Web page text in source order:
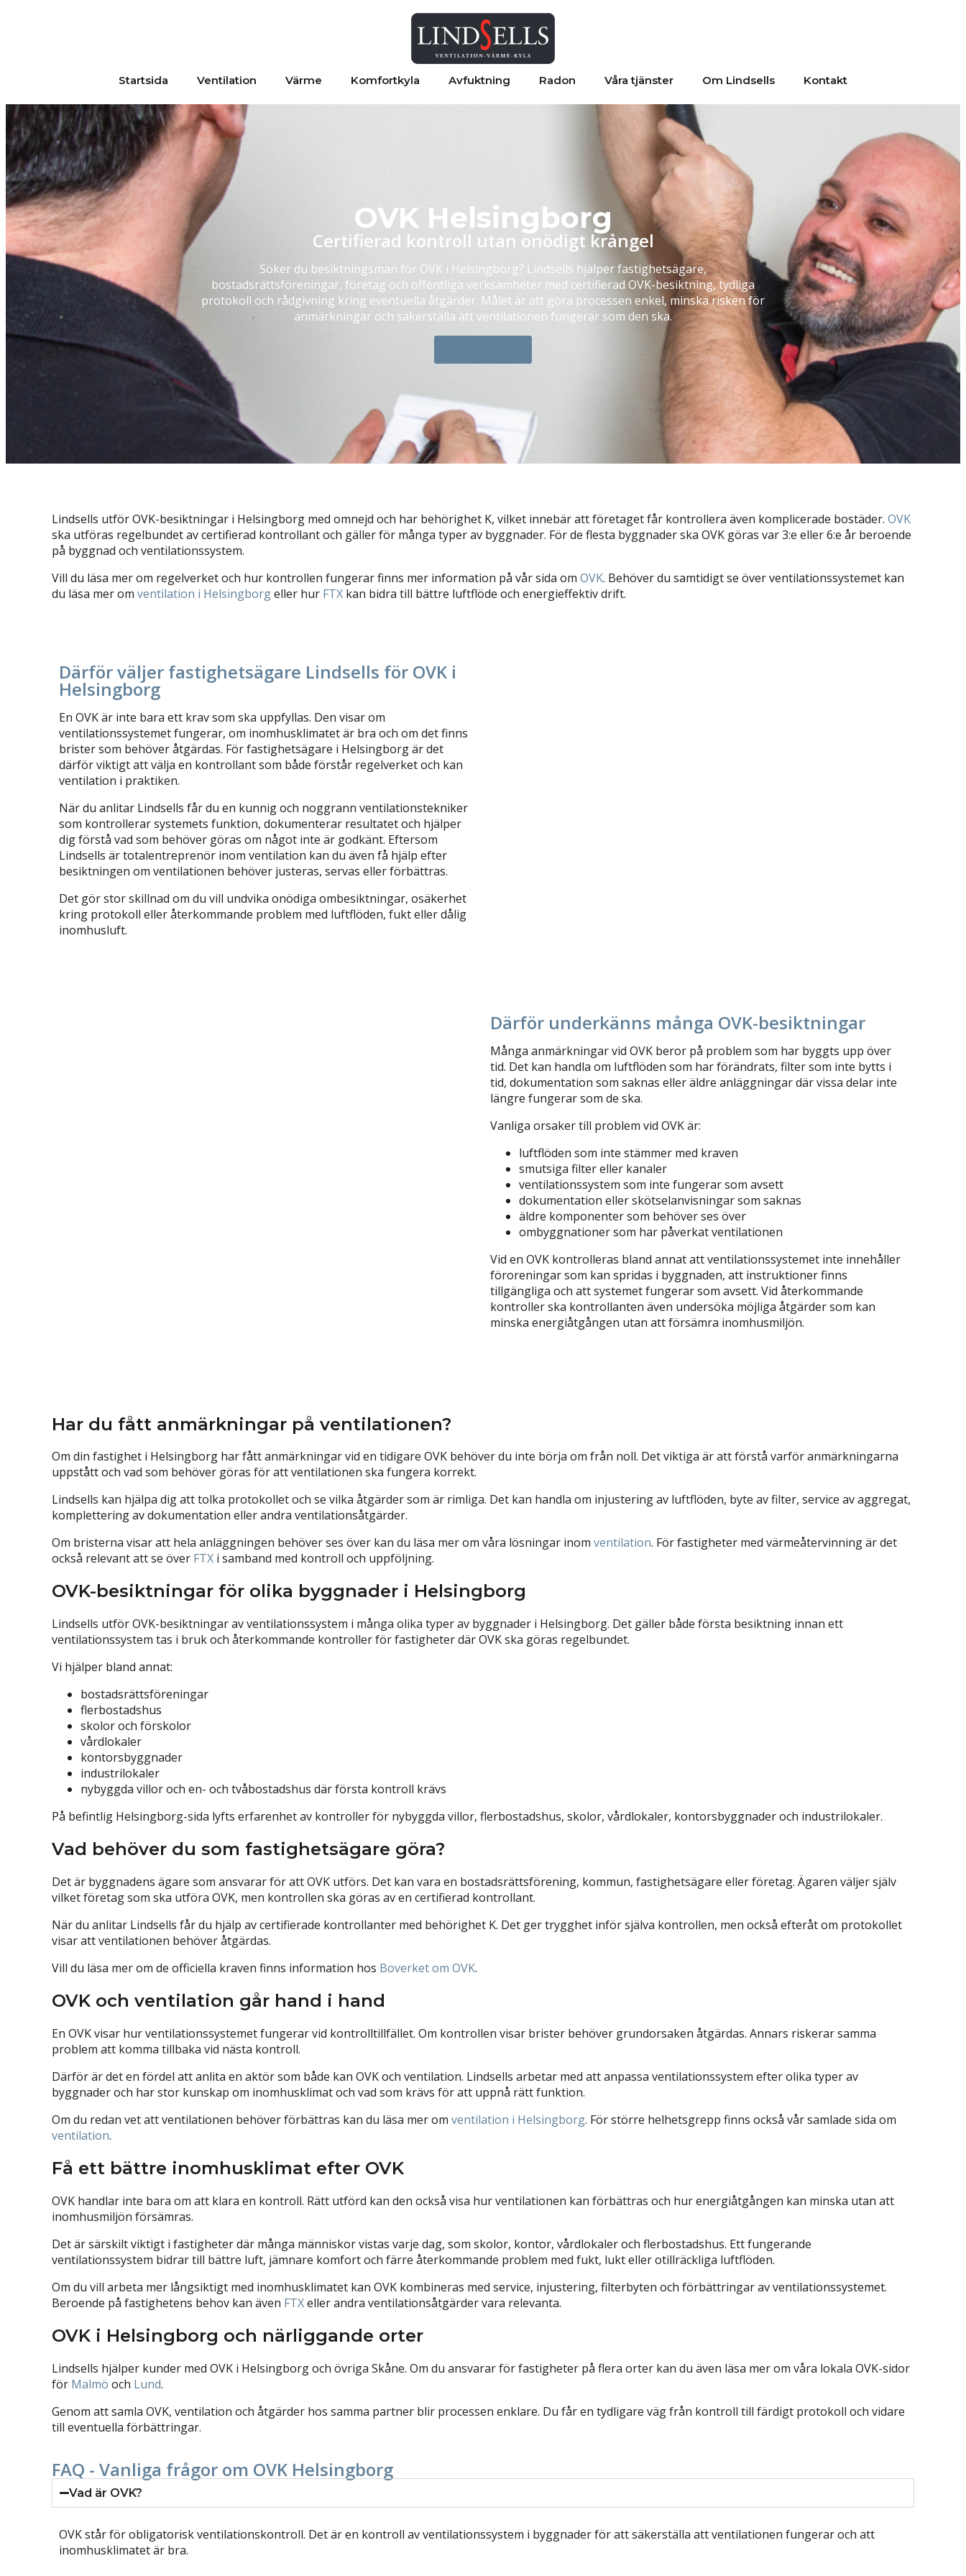
Startsida Ventilation Värme Komfortkyla Avfuktning Radon Våra tjänster Om Lindsells Kontakt
OVK Helsingborg
Certifierad kontroll utan onödigt krångel
Söker du besiktningsman för OVK i Helsingborg? Lindsells hjälper fastighetsägare,
bostadsrättsföreningar, företag och offentliga verksamheter med certifierad OVK-besiktning, tydliga
protokoll och rådgivning kring eventuella åtgärder. Målet är att göra processen enkel, minska risken för
anmärkningar och säkerställa att ventilationen fungerar som den ska.
Lindsells utför OVK-besiktningar i Helsingborg med omnejd och har behörighet K, vilket innebär att företaget får kontrollera även komplicerade bostäder. OVK
ska utföras regelbundet av certifierad kontrollant och gäller för många typer av byggnader. För de flesta byggnader ska OVK göras var 3:e eller 6:e år beroende
på byggnad och ventilationssystem.
Vill du läsa mer om regelverket och hur kontrollen fungerar finns mer information på vår sida om OVK⁠. Behöver du samtidigt se över ventilationssystemet kan
du läsa mer om ventilation i Helsingborg⁠ eller hur FTX ⁠ kan bidra till bättre luftflöde och energieffektiv drift.
Därför väljer fastighetsägare Lindsells för OVK i
Helsingborg
En OVK är inte bara ett krav som ska uppfyllas. Den visar om
ventilationssystemet fungerar, om inomhusklimatet är bra och om det finns
brister som behöver åtgärdas. För fastighetsägare i Helsingborg är det
därför viktigt att välja en kontrollant som både förstår regelverket och kan
ventilation i praktiken.
När du anlitar Lindsells får du en kunnig och noggrann ventilationstekniker
som kontrollerar systemets funktion, dokumenterar resultatet och hjälper
dig förstå vad som behöver göras om något inte är godkänt. Eftersom
Lindsells är totalentreprenör inom ventilation kan du även få hjälp efter
besiktningen om ventilationen behöver justeras, servas eller förbättras.
Det gör stor skillnad om du vill undvika onödiga ombesiktningar, osäkerhet
kring protokoll eller återkommande problem med luftflöden, fukt eller dålig
inomhusluft.
Därför underkänns många OVK-besiktningar
Många anmärkningar vid OVK beror på problem som har byggts upp över
tid. Det kan handla om luftflöden som har förändrats, filter som inte bytts i
tid, dokumentation som saknas eller äldre anläggningar där vissa delar inte
längre fungerar som de ska.
Vanliga orsaker till problem vid OVK är:
luftflöden som inte stämmer med kraven
smutsiga filter eller kanaler
ventilationssystem som inte fungerar som avsett
dokumentation eller skötselanvisningar som saknas
äldre komponenter som behöver ses över
ombyggnationer som har påverkat ventilationen
Vid en OVK kontrolleras bland annat att ventilationssystemet inte innehåller
föroreningar som kan spridas i byggnaden, att instruktioner finns
tillgängliga och att systemet fungerar som avsett. Vid återkommande
kontroller ska kontrollanten även undersöka möjliga åtgärder som kan
minska energiåtgången utan att försämra inomhusmiljön.
Har du fått anmärkningar på ventilationen?
Om din fastighet i Helsingborg har fått anmärkningar vid en tidigare OVK behöver du inte börja om från noll. Det viktiga är att förstå varför anmärkningarna
uppstått och vad som behöver göras för att ventilationen ska fungera korrekt.
Lindsells kan hjälpa dig att tolka protokollet och se vilka åtgärder som är rimliga. Det kan handla om injustering av luftflöden, byte av filter, service av aggregat,
komplettering av dokumentation eller andra ventilationsåtgärder.
Om bristerna visar att hela anläggningen behöver ses över kan du läsa mer om våra lösningar inom ventilation⁠. För fastigheter med värmeåtervinning är det
också relevant att se över FTX ⁠ i samband med kontroll och uppföljning.
OVK-besiktningar för olika byggnader i Helsingborg
Lindsells utför OVK-besiktningar av ventilationssystem i många olika typer av byggnader i Helsingborg. Det gäller både första besiktning innan ett
ventilationssystem tas i bruk och återkommande kontroller för fastigheter där OVK ska göras regelbundet.
Vi hjälper bland annat:
bostadsrättsföreningar
flerbostadshus
skolor och förskolor
vårdlokaler
kontorsbyggnader
industrilokaler
nybyggda villor och en- och tvåbostadshus där första kontroll krävs
På befintlig Helsingborg-sida lyfts erfarenhet av kontroller för nybyggda villor, flerbostadshus, skolor, vårdlokaler, kontorsbyggnader och industrilokaler.
Vad behöver du som fastighetsägare göra?
Det är byggnadens ägare som ansvarar för att OVK utförs. Det kan vara en bostadsrättsförening, kommun, fastighetsägare eller företag. Ägaren väljer själv
vilket företag som ska utföra OVK, men kontrollen ska göras av en certifierad kontrollant.
När du anlitar Lindsells får du hjälp av certifierade kontrollanter med behörighet K. Det ger trygghet inför själva kontrollen, men också efteråt om protokollet
visar att ventilationen behöver åtgärdas.
Vill du läsa mer om de officiella kraven finns information hos Boverket om OVK⁠.
OVK och ventilation går hand i hand
En OVK visar hur ventilationssystemet fungerar vid kontrolltillfället. Om kontrollen visar brister behöver grundorsaken åtgärdas. Annars riskerar samma
problem att komma tillbaka vid nästa kontroll.
Därför är det en fördel att anlita en aktör som både kan OVK och ventilation. Lindsells arbetar med att anpassa ventilationssystem efter olika typer av
byggnader och har stor kunskap om inomhusklimat och vad som krävs för att uppnå rätt funktion.
Om du redan vet att ventilationen behöver förbättras kan du läsa mer om ventilation i Helsingborg⁠. För större helhetsgrepp finns också vår samlade sida om
ventilation⁠.
Få ett bättre inomhusklimat efter OVK
OVK handlar inte bara om att klara en kontroll. Rätt utförd kan den också visa hur ventilationen kan förbättras och hur energiåtgången kan minska utan att
inomhusmiljön försämras.
Det är särskilt viktigt i fastigheter där många människor vistas varje dag, som skolor, kontor, vårdlokaler och flerbostadshus. Ett fungerande
ventilationssystem bidrar till bättre luft, jämnare komfort och färre återkommande problem med fukt, lukt eller otillräckliga luftflöden.
Om du vill arbeta mer långsiktigt med inomhusklimatet kan OVK kombineras med service, injustering, filterbyten och förbättringar av ventilationssystemet.
Beroende på fastighetens behov kan även FTX⁠ eller andra ventilationsåtgärder vara relevanta.
OVK i Helsingborg och närliggande orter
Lindsells hjälper kunder med OVK i Helsingborg och övriga Skåne. Om du ansvarar för fastigheter på flera orter kan du även läsa mer om våra lokala OVK-sidor
för Malmö ⁠ och Lund⁠.
Genom att samla OVK, ventilation och åtgärder hos samma partner blir processen enklare. Du får en tydligare väg från kontroll till färdigt protokoll och vidare
till eventuella förbättringar.
FAQ - Vanliga frågor om OVK Helsingborg
Vad är OVK?
OVK står för obligatorisk ventilationskontroll. Det är en kontroll av ventilationssystem i byggnader för att säkerställa att ventilationen fungerar och att
inomhusklimatet är bra.